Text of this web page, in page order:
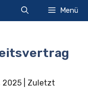
Menü
2025 | Zuletzt